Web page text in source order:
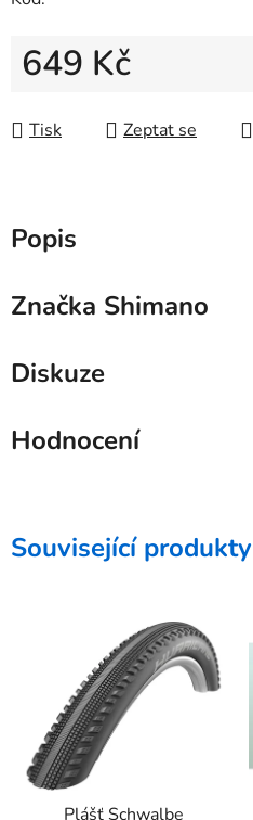
649 Kč
Tisk
Zeptat se
Popis
Značka Shimano
Diskuze
Hodnocení
Související produkty
Plášť Schwalbe